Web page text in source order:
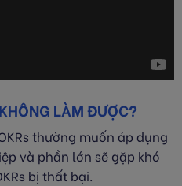
LÀM ĐƯỢC?
thường muốn áp dụng
và phần lớn sẽ gặp khó
bị thất bại.